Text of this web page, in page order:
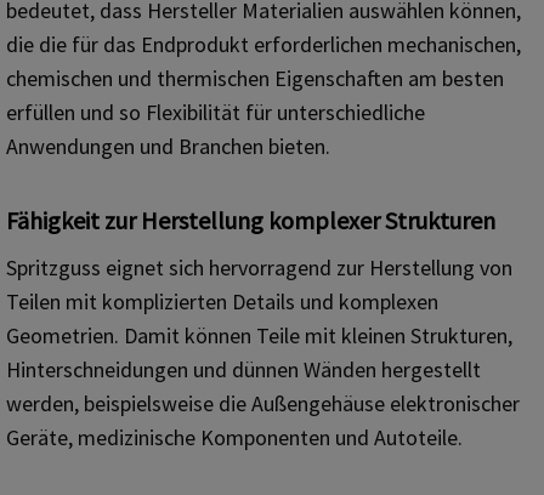
bedeutet, dass Hersteller Materialien auswählen können,
die die für das Endprodukt erforderlichen mechanischen,
chemischen und thermischen Eigenschaften am besten
erfüllen und so Flexibilität für unterschiedliche
Anwendungen und Branchen bieten.
Fähigkeit zur Herstellung komplexer Strukturen
Spritzguss eignet sich hervorragend zur Herstellung von
Teilen mit komplizierten Details und komplexen
Geometrien. Damit können Teile mit kleinen Strukturen,
Hinterschneidungen und dünnen Wänden hergestellt
werden, beispielsweise die Außengehäuse elektronischer
Geräte, medizinische Komponenten und Autoteile.